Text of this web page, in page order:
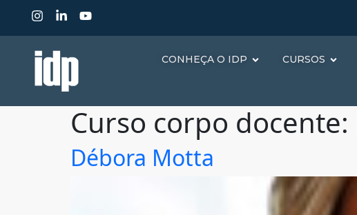
CONHEÇA O IDP CURSOS
Curso corpo docente:
Débora Motta